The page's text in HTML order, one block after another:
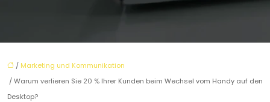
/ Marketing und Kommunikation
/ Warum verlieren Sie 20 % Ihrer Kunden beim Wechsel vom Handy auf den
Desktop?